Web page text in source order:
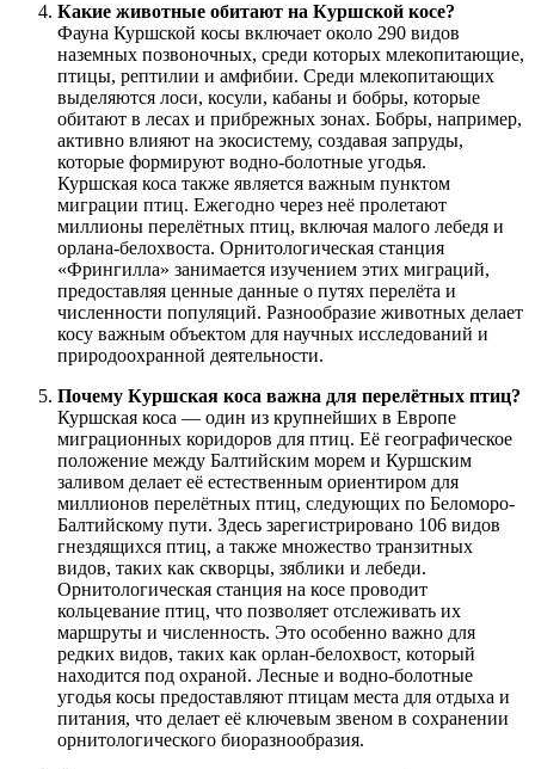
Какие животные обитают на Куршской косе?
Фауна Куршской косы включает около 290 видов
наземных позвоночных, среди которых млекопитающие,
птицы, рептилии и амфибии. Среди млекопитающих
выделяются лоси, косули, кабаны и бобры, которые
обитают в лесах и прибрежных зонах. Бобры, например,
активно влияют на экосистему, создавая запруды,
которые формируют водно-болотные угодья.
Куршская коса также является важным пунктом
миграции птиц. Ежегодно через неё пролетают
миллионы перелётных птиц, включая малого лебедя и
орлана-белохвоста. Орнитологическая станция
«Фрингилла» занимается изучением этих миграций,
предоставляя ценные данные о путях перелёта и
численности популяций. Разнообразие животных делает
косу важным объектом для научных исследований и
природоохранной деятельности.
Почему Куршская коса важна для перелётных птиц?
Куршская коса — один из крупнейших в Европе
миграционных коридоров для птиц. Её географическое
положение между Балтийским морем и Куршским
заливом делает её естественным ориентиром для
миллионов перелётных птиц, следующих по Беломоро-
Балтийскому пути. Здесь зарегистрировано 106 видов
гнездящихся птиц, а также множество транзитных
видов, таких как скворцы, зяблики и лебеди.
Орнитологическая станция на косе проводит
кольцевание птиц, что позволяет отслеживать их
маршруты и численность. Это особенно важно для
редких видов, таких как орлан-белохвост, который
находится под охраной. Лесные и водно-болотные
угодья косы предоставляют птицам места для отдыха и
питания, что делает её ключевым звеном в сохранении
орнитологического биоразнообразия.